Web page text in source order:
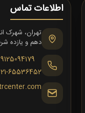
اطلاعات تماس
دهم و یازده
65536452